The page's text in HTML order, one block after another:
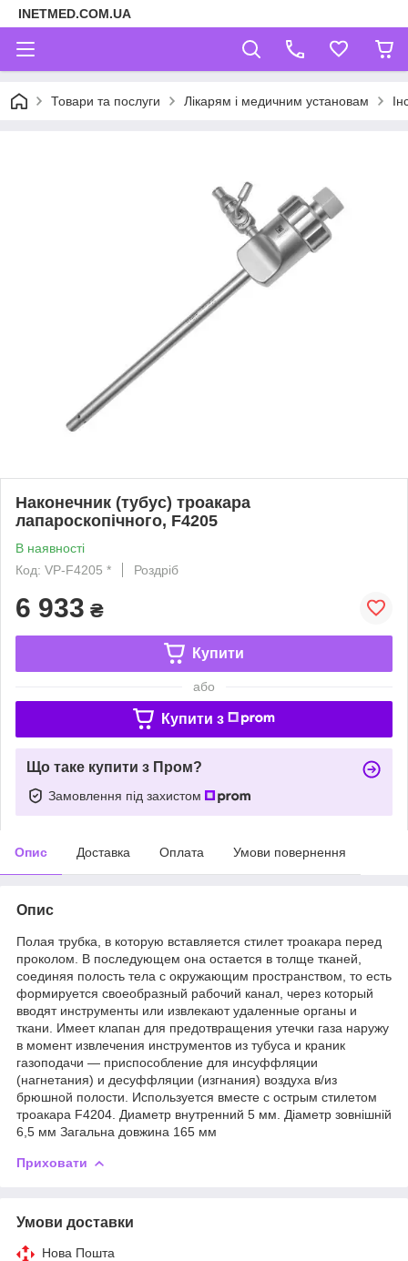
INETMED.COM.UA
Товари та послуги Лікарям і медичним установам
Наконечник (тубус) троакара
лапароскопічного, F4205
В наявності
Код: VP-F4205 *
Роздріб
6 933 ₴
Купити
або
Купити з
Що таке купити з Пром?
Замовлення під захистом
Опис Доставка Оплата Умови повернення
Опис
Полая трубка, в которую вставляется стилет троакара перед
проколом. В последующем она остается в толще тканей,
соединяя полость тела с окружающим пространством, то есть
формируется своеобразный рабочий канал, через который
вводят инструменты или извлекают удаленные органы и
ткани. Имеет клапан для предотвращения утечки газа наружу
в момент извлечения инструментов из тубуса и краник
газоподачи — приспособление для инсуффляции
(нагнетания) и десуффляции (изгнания) воздуха в/из
брюшной полости. Используется вместе с острым стилетом
троакара F4204. Диаметр внутренний 5 мм. Діаметр зовнішній
6,5 мм Загальна довжина 165 мм
Приховати
Умови доставки
Нова Пошта